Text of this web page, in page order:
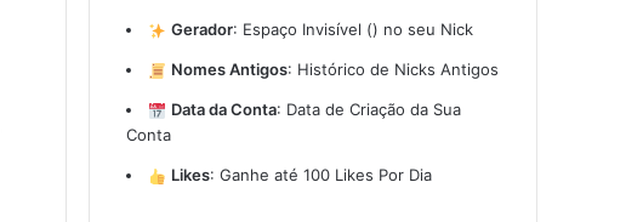
Gerador: Espaço Invisível (ㅤ) no seu Nick
Nomes Antigos: Histórico de Nicks Antigos
Data da Conta: Data de Criação da Sua
Conta
Likes: Ganhe até 100 Likes Por Dia